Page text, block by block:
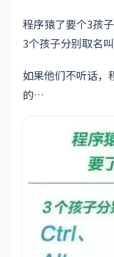
程序猿了要个3孩子
3个孩子分别取名
如果他们不听话，
的…